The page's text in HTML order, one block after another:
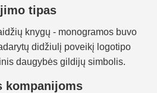
tipas
knygų - monogramos buvo
didžiulį poveikį logotipo
daugybės gildijų simbolis.
kompanijoms